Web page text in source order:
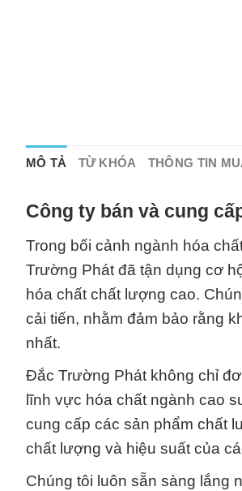
MÔ TẢ TỪ KHÓA THÔNG TIN
Công ty bán và cung
Trong bối cảnh ngành hóa
Trường Phát đã tận dụng cơ
hóa chất chất lượng cao.
cải tiến, nhằm đảm bảo rằng
nhất.
Đắc Trường Phát không chỉ
lĩnh vực hóa chất ngành cao
cung cấp các sản phẩm chất
chất lượng và hiệu suất của
Chúng tôi luôn sẵn sàng lắng